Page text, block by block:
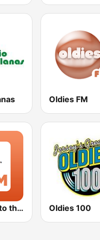
Oldies FM
1.FM - Back to the 50s and 60s Oldies 100